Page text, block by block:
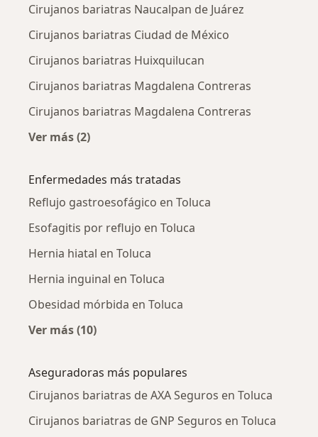
Cirujanos bariatras Naucalpan de Juárez
Cirujanos bariatras Ciudad de México
Cirujanos bariatras Huixquilucan
Cirujanos bariatras Magdalena Contreras
Cirujanos bariatras Magdalena Contreras
Ver más (2)
Enfermedades más tratadas
Reflujo gastroesofágico en Toluca
Esofagitis por reflujo en Toluca
Hernia hiatal en Toluca
Hernia inguinal en Toluca
Obesidad mórbida en Toluca
Ver más (10)
Aseguradoras más populares
Cirujanos bariatras de AXA Seguros en Toluca
Cirujanos bariatras de GNP Seguros en Toluca